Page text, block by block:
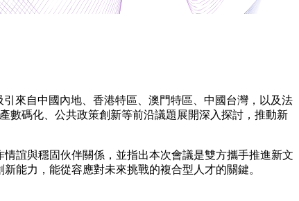
來自中國內地、香港特區、澳門特區、中國台灣，以及法
數碼化、公共政策創新等前沿議題展開深入探討，推動新
誼與穩固伙伴關係，並指出本次會議是雙方攜手推進新文
能力，能從容應對未來挑戰的複合型人才的關鍵。